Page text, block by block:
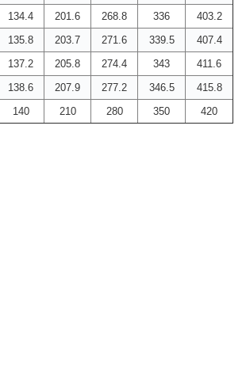
134.4 201.6 268.8 336
403.2
135.8 203.7 271.6 339.5
407.4
137.2 205.8 274.4 343
411.6
138.6 207.9 277.2 346.5
415.8
140 210 280 350 420